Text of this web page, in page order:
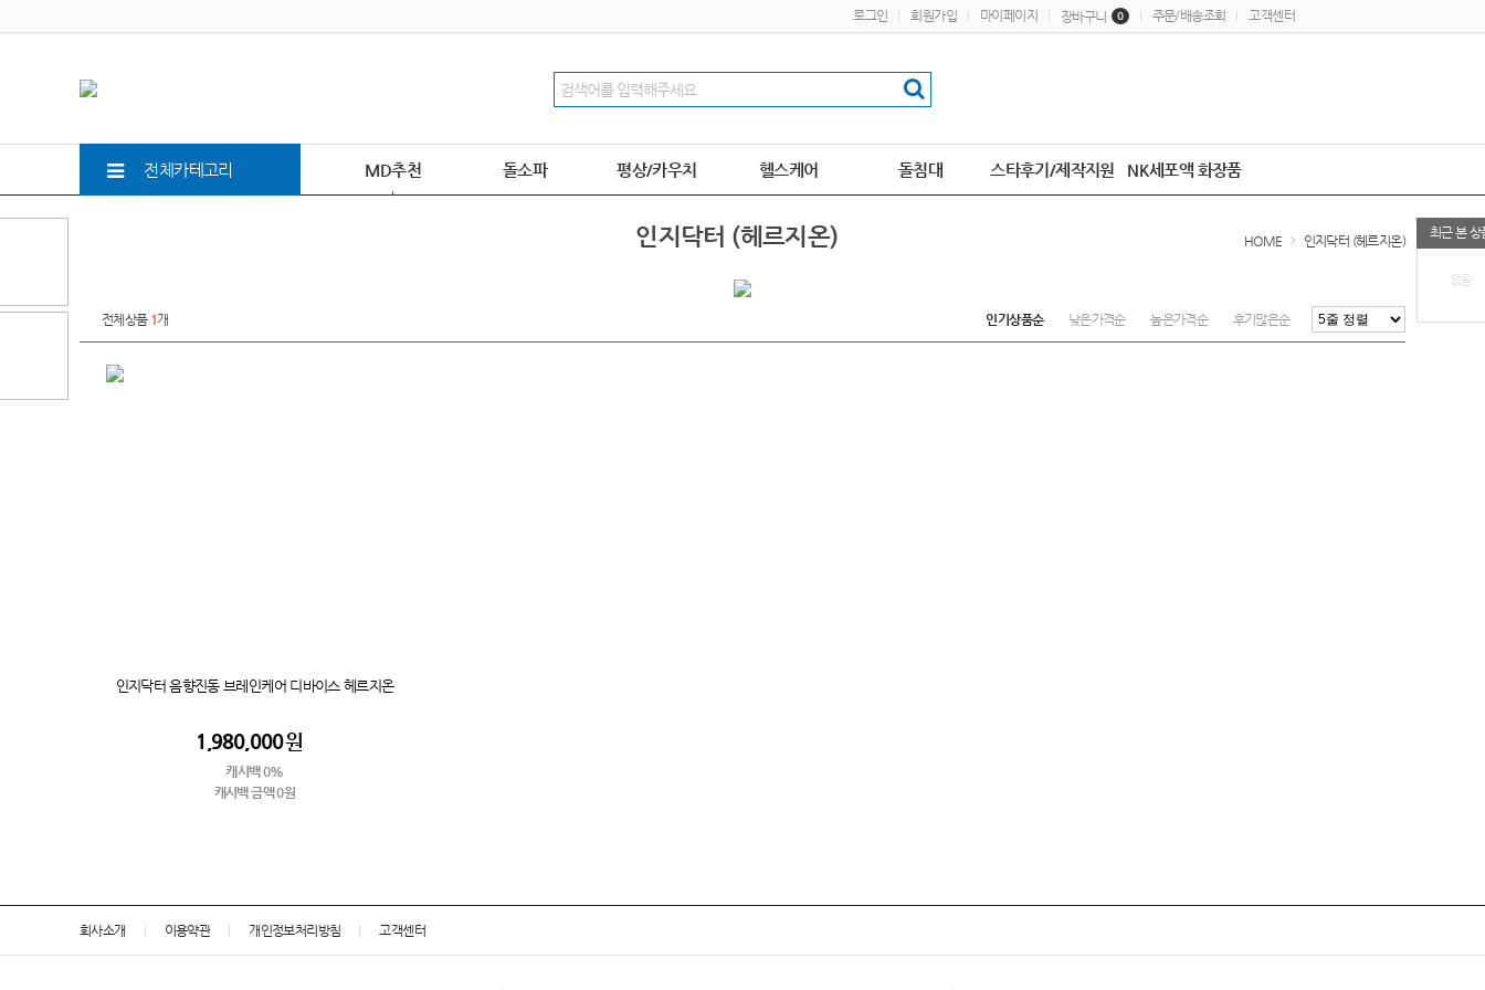
로그인 회원가입 마이페이지 장바구니 0 주문/배송조회 고객센터
전체카테고리 MD추천 돌소파 평상/카우치 헬스케어 돌침대 스타후기/제작지원 NK세포액 화장품
최근 본 상
없음
인지닥터 (헤르지온) HOME 인지닥터 (헤르지온)
전체상품 1개 인기상품순 낮은가격순 높은가격순 후기많은순 최근등록순
인지닥터 음향진동 브레인케어 디바이스 헤르지온
1,980,000원
캐시백 0%
캐시백 금액 0원
회사소개 이용약관 개인정보처리방침 고객센터